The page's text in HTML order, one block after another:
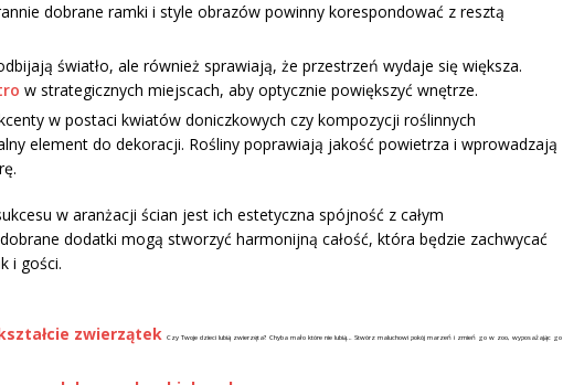
dobrane ramki i style obrazów powinny korespondować z resztą
światło, ale również sprawiają, że przestrzeń wydaje się większa.
w strategicznych miejscach, aby optycznie powiększyć wnętrze.
w postaci kwiatów doniczkowych czy kompozycji roślinnych
element do dekoracji. Rośliny poprawiają jakość powietrza i wprowadzają
w aranżacji ścian jest ich estetyczna spójność z całym
dodatki mogą stworzyć harmonijną całość, która będzie zachwycać
i gości.
zwierzątek Czy Twoje dzieci lubią zwierzęta? Chyba mało które nie lubią… Stwórz maluchowi pokój marzeń i zmień go w zoo, wyposażając go